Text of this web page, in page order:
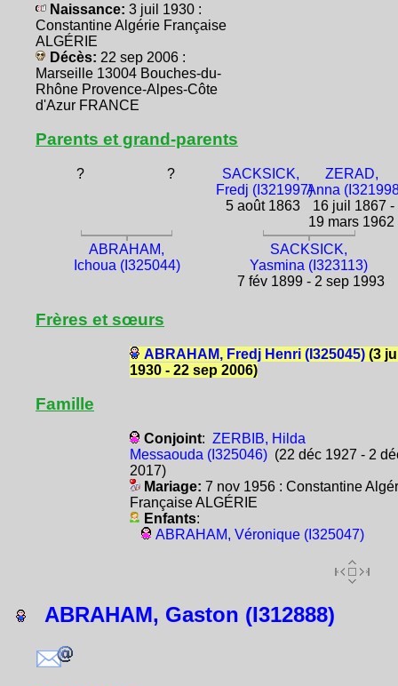
Naissance: 3 juil 1930 :
Constantine Algérie Française
ALGÉRIE
Décès: 22 sep 2006 :
Marseille 13004 Bouches-du-
Rhône Provence-Alpes-Côte
d'Azur FRANCE
Parents et grand-parents
? ?
SACKSICK,
Fredj (I321997)
5 août 1863
ZERAD,
Anna
16 juil 1867 -
19 mars 1962
ABRAHAM,
Ichoua (I325044)
SACKSICK,
Yasmina (I323113)
7 fév 1899 - 2 sep 1993
Frères et sœurs
ABRAHAM, Fredj Henri (I325045)(3
1930 - 22 sep 2006)
Famille
Conjoint: ZERBIB, Hilda
Messaouda (I325046)(22 déc 1927 - 2
2017)
Mariage: 7 nov 1956 : Constantine
Française ALGÉRIE
Enfants:
ABRAHAM, Véronique (I325047)
ABRAHAM, Gaston (I312888)